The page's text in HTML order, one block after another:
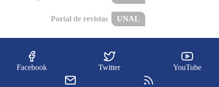
Portal de revistas UNAL
Facebook Twitter YouTube